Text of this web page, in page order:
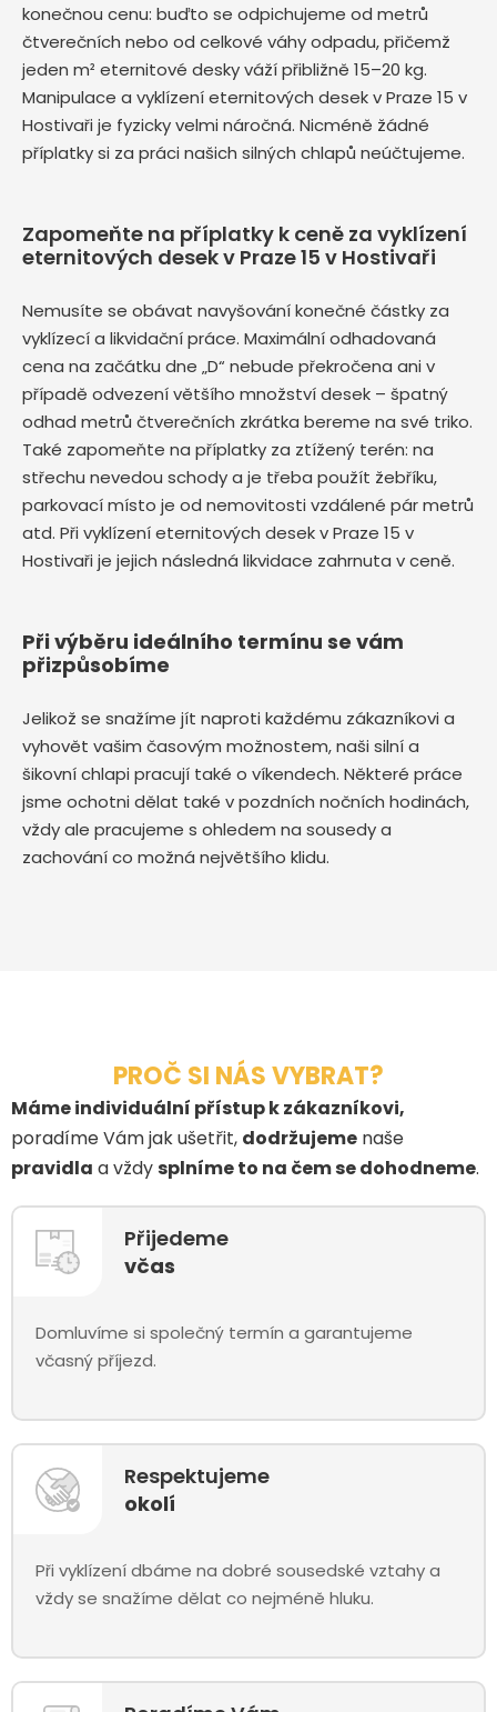
konečnou cenu: buďto se odpichujeme od metrů
čtverečních nebo od celkové váhy odpadu, přičemž
jeden m² eternitové desky váží přibližně 15–20 kg.
Manipulace a vyklízení eternitových desek v Praze 15 v
Hostivaři je fyzicky velmi náročná. Nicméně žádné
příplatky si za práci našich silných chlapů neúčtujeme.
Zapomeňte na příplatky k ceně za vyklízení
eternitových desek v Praze 15 v Hostivaři
Nemusíte se obávat navyšování konečné částky za
vyklízecí a likvidační práce. Maximální odhadovaná
cena na začátku dne „D“ nebude překročena ani v
případě odvezení většího množství desek – špatný
odhad metrů čtverečních zkrátka bereme na své triko.
Také zapomeňte na příplatky za ztížený terén: na
střechu nevedou schody a je třeba použít žebříku,
parkovací místo je od nemovitosti vzdálené pár metrů
atd. Při vyklízení eternitových desek v Praze 15 v
Hostivaři je jejich následná likvidace zahrnuta v ceně.
Při výběru ideálního termínu se vám
přizpůsobíme
Jelikož se snažíme jít naproti každému zákazníkovi a
vyhovět vašim časovým možnostem, naši silní a
šikovní chlapi pracují také o víkendech. Některé práce
jsme ochotni dělat také v pozdních nočních hodinách,
vždy ale pracujeme s ohledem na sousedy a
zachování co možná největšího klidu.
PROČ SI NÁS VYBRAT?
Máme individuální přístup k zákazníkovi,
poradíme Vám jak ušetřit, dodržujeme naše
pravidla a vždy splníme to na čem se dohodneme.
Přijedeme
včas
Domluvíme si společný termín a garantujeme
včasný příjezd.
Respektujeme
okolí
Při vyklízení dbáme na dobré sousedské vztahy a
vždy se snažíme dělat co nejméně hluku.